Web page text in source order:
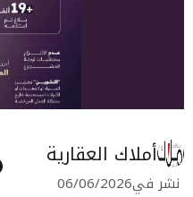
أملاك العقارية
نشر في06/06/2026